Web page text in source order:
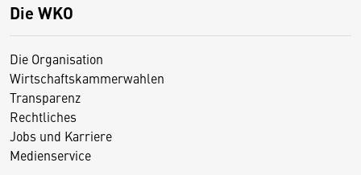
Die WKO
Die Organisation
Wirtschaftskammerwahlen
Transparenz
Rechtliches
Jobs und Karriere
Medienservice